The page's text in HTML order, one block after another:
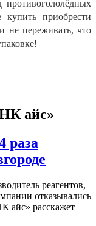
приобрести
не переживать, что
айс»
раза
реагентов,
отказывались
айс» расскажет